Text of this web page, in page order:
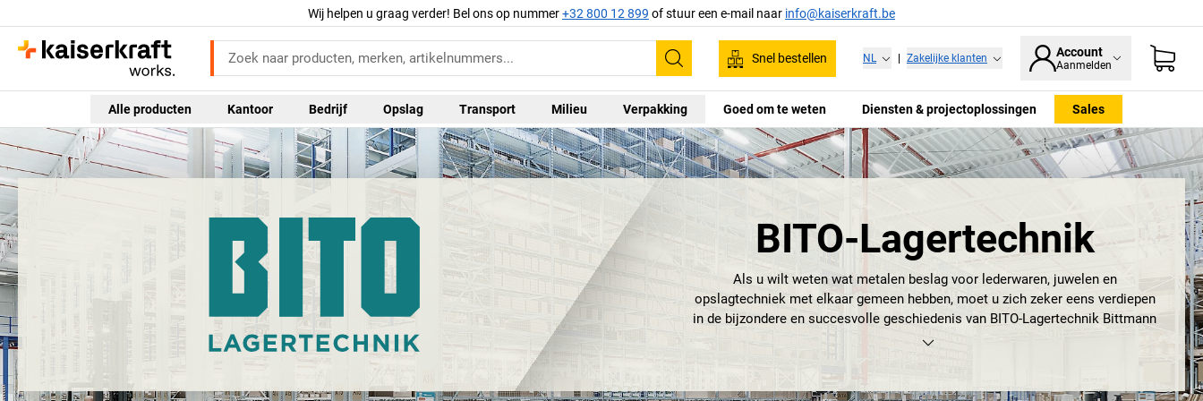
Wij helpen u graag verder! Bel ons op nummer+32 800 12 899 of stuur een e-mail naar info@kaiserkraft.be
Zoeken
Snel bestellen NL Zakelijke klanten Account
Aanmelden
Alle producten Kantoor Bedrijf Opslag Transport Milieu Verpakking Goed om te weten Diensten & projectoplossingen Sales
BITO-Lagertechnik
Als u wilt weten wat metalen beslag voor lederwaren, juwelen en
opslagtechniek met elkaar gemeen hebben, moet u zich zeker eens verdiepen
in de bijzondere en succesvolle geschiedenis van BITO-Lagertechnik Bittmann
GmbH. Het internationale industriële bedrijf, dat in 1845 als familiebedrijf werd
opgericht door Leopold Bittmann, is gevestigd in Meisenheim (Rijnland-Palts)
en is een toonaangevende fabrikant en leverancier van opslagtechniek in alle
denkbare facetten.